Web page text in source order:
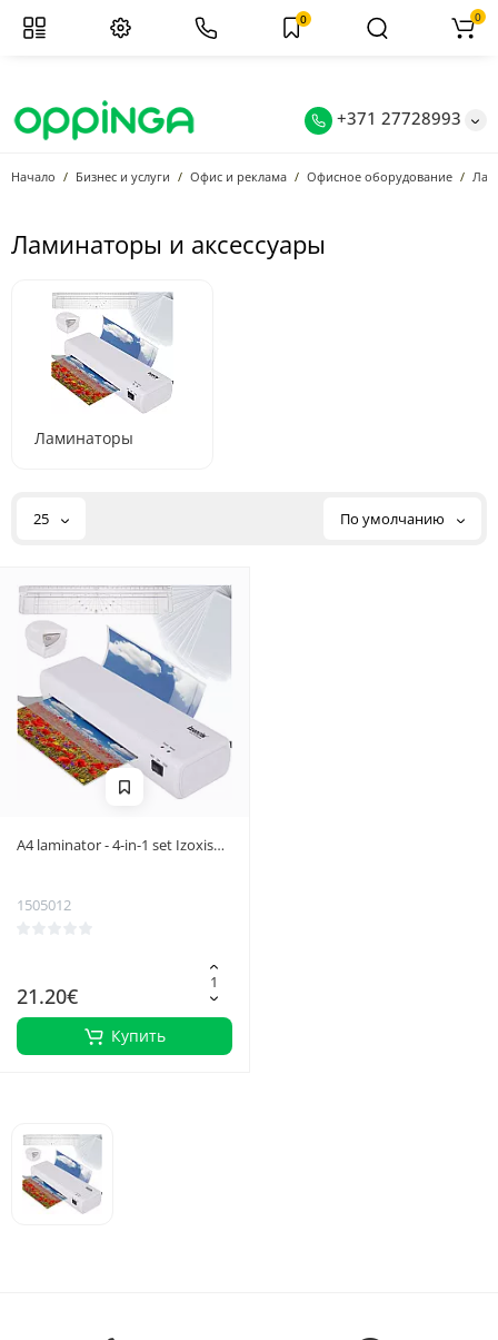
+371 27728993
0 0
Начало Бизнес и услуги Офис и реклама Офисное оборудование
Ламинаторы и аксессуары
Ламинаторы
25 По умолчанию
A4 laminator - 4-in-1 set Izoxis
1505012
21.20€
Купить